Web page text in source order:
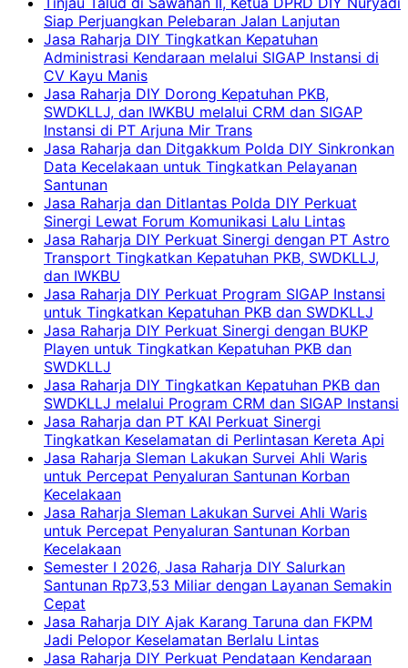
Siap Perjuangkan Pelebaran Jalan Lanjutan
Jasa Raharja DIY Tingkatkan Kepatuhan
Administrasi Kendaraan melalui SIGAP Instansi di
CV Kayu Manis
Jasa Raharja DIY Dorong Kepatuhan PKB,
SWDKLLJ, dan IWKBU melalui CRM dan SIGAP
Instansi di PT Arjuna Mir Trans
Jasa Raharja dan Ditgakkum Polda DIY Sinkronkan
Data Kecelakaan untuk Tingkatkan Pelayanan
Santunan
Jasa Raharja dan Ditlantas Polda DIY Perkuat
Sinergi Lewat Forum Komunikasi Lalu Lintas
Jasa Raharja DIY Perkuat Sinergi dengan PT Astro
Transport Tingkatkan Kepatuhan PKB, SWDKLLJ,
dan IWKBU
Jasa Raharja DIY Perkuat Program SIGAP Instansi
untuk Tingkatkan Kepatuhan PKB dan SWDKLLJ
Jasa Raharja DIY Perkuat Sinergi dengan BUKP
Playen untuk Tingkatkan Kepatuhan PKB dan
SWDKLLJ
Jasa Raharja DIY Tingkatkan Kepatuhan PKB dan
SWDKLLJ melalui Program CRM dan SIGAP Instansi
Jasa Raharja dan PT KAI Perkuat Sinergi
Tingkatkan Keselamatan di Perlintasan Kereta Api
Jasa Raharja Sleman Lakukan Survei Ahli Waris
untuk Percepat Penyaluran Santunan Korban
Kecelakaan
Jasa Raharja Sleman Lakukan Survei Ahli Waris
untuk Percepat Penyaluran Santunan Korban
Kecelakaan
Semester I 2026, Jasa Raharja DIY Salurkan
Santunan Rp73,53 Miliar dengan Layanan Semakin
Cepat
Jasa Raharja DIY Ajak Karang Taruna dan FKPM
Jadi Pelopor Keselamatan Berlalu Lintas
Jasa Raharja DIY Perkuat Pendataan Kendaraan